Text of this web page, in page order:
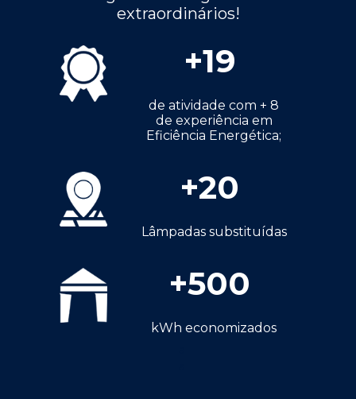
extraordinários!
+19
de atividade com + 8
de experiência em
Eficiência Energética;
+20
Lâmpadas substituídas
+500
kWh economizados